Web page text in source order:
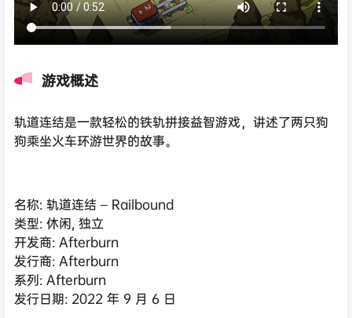
游戏概述
轨道连结是一款轻松的铁轨拼接益智游戏，讲述了两只狗
狗乘坐火车环游世界的故事。
名称: 轨道连结 – Railbound
类型: 休闲, 独立
开发商: Afterburn
发行商: Afterburn
系列: Afterburn
发行日期: 2022 年 9 月 6 日